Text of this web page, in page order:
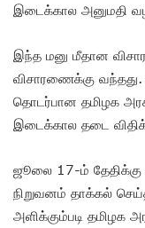
இடைக்கால அனுமதி
இந்த மனு மீதான
விசாரணைக்கு
தொடர்பான தமிழக
இடைக்கால தடை
ஜூலை 17-ம்
நிறுவனம் தாக்கல்
அளிக்கும்படி தமிழக